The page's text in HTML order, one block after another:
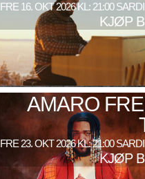
FRE 16. OKT 2026 KL: 21:00
KJØP
AMARO
FRE 23. OKT 2026 KL: 21:00
KJØP